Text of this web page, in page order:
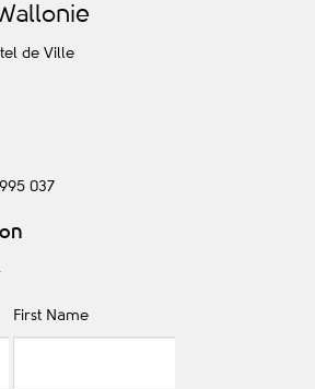
allonie
de Ville
037
First Name